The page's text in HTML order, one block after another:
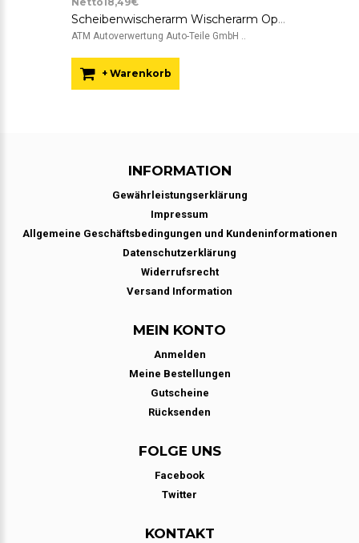
Scheibenwischerarm Wischerarm Opel Meriva vorne links Fahrerseite
ATM Autoverwertung Auto-Teile GmbH ..
+ Warenkorb
INFORMATION
Gewährleistungserklärung
Impressum
Allgemeine Geschäftsbedingungen und Kundeninformationen
Datenschutzerklärung
Widerrufsrecht
Versand Information
MEIN KONTO
Anmelden
Meine Bestellungen
Gutscheine
Rücksenden
FOLGE UNS
Facebook
Twitter
KONTAKT